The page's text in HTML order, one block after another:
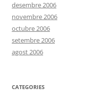
desembre 2006
novembre 2006
octubre 2006
setembre 2006
agost 2006
CATEGORIES